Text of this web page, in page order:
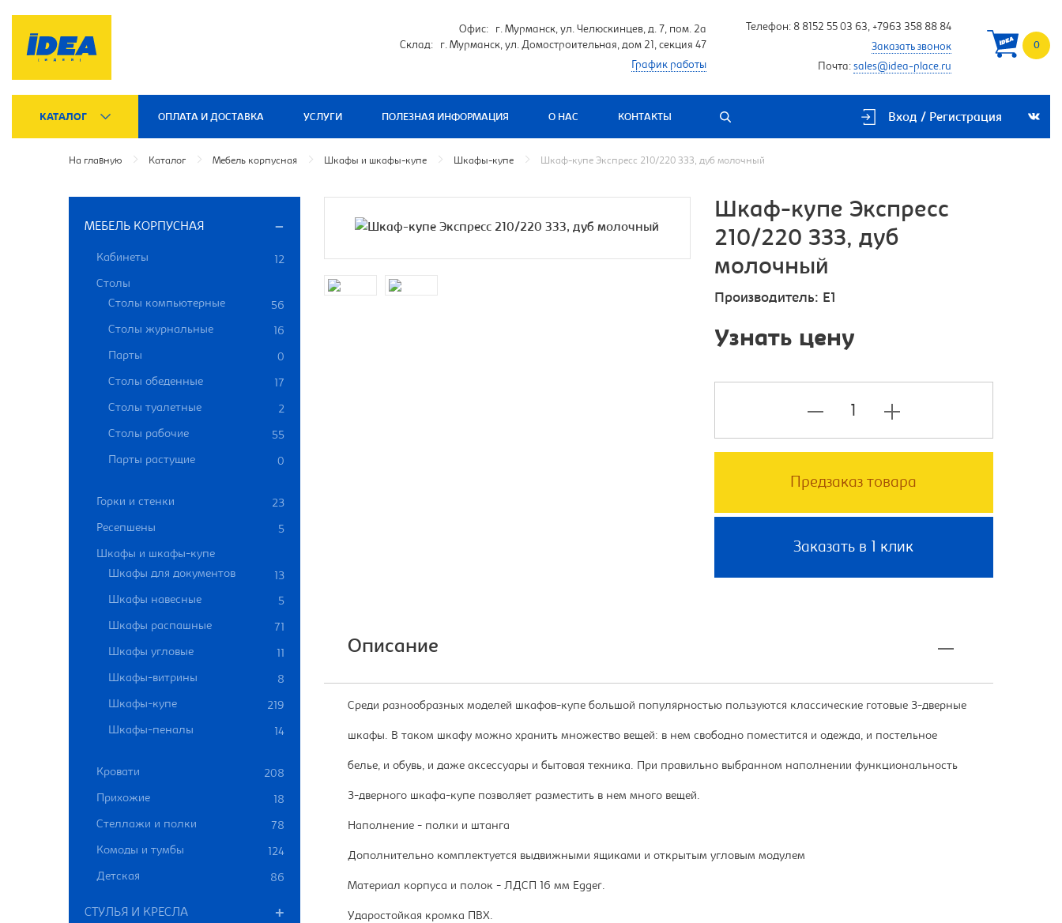
Офис: г. Мурманск, ул. Челюскинцев, д. 7, пом. 2а
Склад: г. Мурманск, ул. Домостроительная, дом 21, секция 47
График работы
Телефон: 8 8152 55 03 63, +7963 358 88 84
Заказать звонок
Почта: sales@idea-place.ru
0
КАТАЛОГ ОПЛАТА И ДОСТАВКА УСЛУГИ ПОЛЕЗНАЯ ИНФОРМАЦИЯ О НАС КОНТАКТЫ Вход / Регистрация
На главную Каталог Мебель корпусная Шкафы и шкафы-купе Шкафы-купе Шкаф-купе Экспресс 210/220 ЗЗЗ, дуб молочный
МЕБЕЛЬ КОРПУСНАЯ
Кабинеты
12
Столы
Столы компьютерные
56
Столы журнальные
16
Парты 0
Столы обеденные 17
Столы туалетные 2
Столы рабочие 55
Парты растущие 0
Горки и стенки 23
Ресепшены 5
Шкафы и шкафы-купе
Шкафы для документов
13
Шкафы навесные
5
Шкафы распашные 71
Шкафы угловые 11
Шкафы-витрины 8
Шкафы-купе 219
Шкафы-пеналы 14
Кровати 208
Прихожие 18
Стеллажи и полки 78
Комоды и тумбы 124
Детская 86
СТУЛЬЯ И КРЕСЛА
Шкаф-купе Экспресс
210/220 ЗЗЗ, дуб
молочный
Производитель: E1
Узнать цену
Предзаказ товара
Заказать в 1 клик
Описание
Среди разнообразных моделей шкафов-купе большой популярностью пользуются классические готовые 3-дверные
шкафы. В таком шкафу можно хранить множество вещей: в нем свободно поместится и одежда, и постельное
белье, и обувь, и даже аксессуары и бытовая техника. При правильно выбранном наполнении функциональность
3-дверного шкафа-купе позволяет разместить в нем много вещей.
Наполнение - полки и штанга
Дополнительно комплектуется выдвижными ящиками и открытым угловым модулем
Материал корпуса и полок - ЛДСП 16 мм Egger.
Ударостойкая кромка ПВХ.